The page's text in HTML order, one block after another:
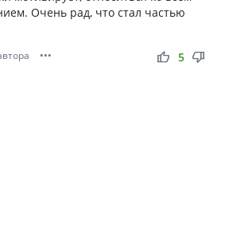
Очень рад, что стал частью
••• thumb_up thumb_down
5